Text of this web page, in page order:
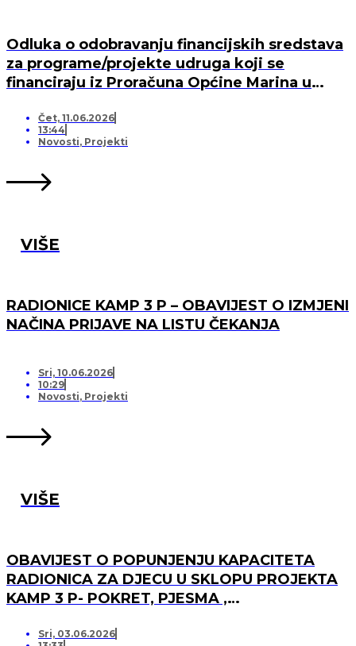
Odluka o odobravanju financijskih sredstava
za programe/projekte udruga koji se
financiraju iz Proračuna Općine Marina u
Čet, 11.06.2026
13:44
Novosti, Projekti
VIŠE
RADIONICE KAMP 3 P – OBAVIJEST O IZMJENI
NAČINA PRIJAVE NA LISTU ČEKANJA
Sri, 10.06.2026
10:29
Novosti, Projekti
VIŠE
OBAVIJEST O POPUNJENJU KAPACITETA
RADIONICA ZA DJECU U SKLOPU PROJEKTA
KAMP 3 P- POKRET, PJESMA ,
LISTU ČEKANJA
Sri, 03.06.2026